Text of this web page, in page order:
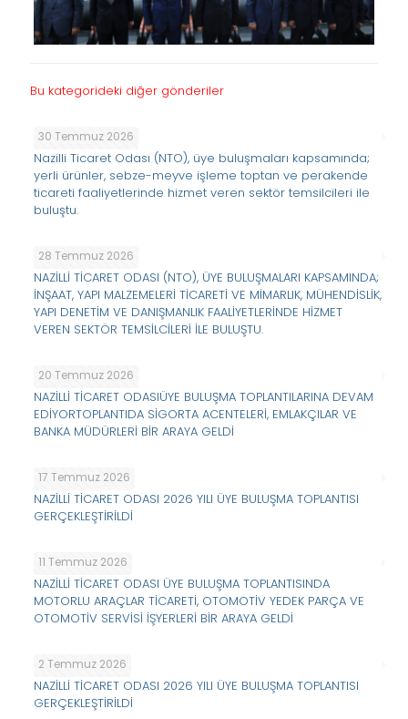
Bu kategorideki diğer gönderiler
30 Temmuz 2026
Nazilli Ticaret Odası (NTO), üye buluşmaları kapsamında;
yerli ürünler, sebze-meyve işleme toptan ve perakende
ticareti faaliyetlerinde hizmet veren sektör temsilcileri ile
buluştu.
28 Temmuz 2026
NAZİLLİ TİCARET ODASI (NTO), ÜYE BULUŞMALARI KAPSAMINDA;
İNŞAAT, YAPI MALZEMELERİ TİCARETİ VE MİMARLIK, MÜHENDİSLİK,
YAPI DENETİM VE DANIŞMANLIK FAALİYETLERİNDE HİZMET
VEREN SEKTÖR TEMSİLCİLERİ İLE BULUŞTU.
20 Temmuz 2026
NAZİLLİ TİCARET ODASIÜYE BULUŞMA TOPLANTILARINA DEVAM
EDİYORTOPLANTIDA SİGORTA ACENTELERİ, EMLAKÇILAR VE
BANKA MÜDÜRLERİ BİR ARAYA GELDİ
17 Temmuz 2026
NAZİLLİ TİCARET ODASI 2026 YILI ÜYE BULUŞMA TOPLANTISI
GERÇEKLEŞTİRİLDİ
11 Temmuz 2026
NAZİLLİ TİCARET ODASI ÜYE BULUŞMA TOPLANTISINDA
MOTORLU ARAÇLAR TİCARETİ, OTOMOTİV YEDEK PARÇA VE
OTOMOTİV SERVİSİ İŞYERLERİ BİR ARAYA GELDİ
2 Temmuz 2026
NAZİLLİ TİCARET ODASI 2026 YILI ÜYE BULUŞMA TOPLANTISI
GERÇEKLEŞTİRİLDİ